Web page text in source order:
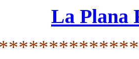
La Plana